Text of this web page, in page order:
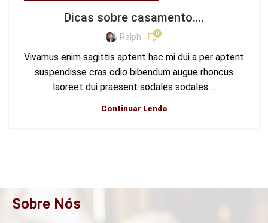
Dicas sobre casamento….
Ralph 0
Vivamus enim sagittis aptent hac mi dui a per aptent
suspendisse cras odio bibendum augue rhoncus
laoreet dui praesent sodales sodales....
Continuar Lendo
Sobre Nós